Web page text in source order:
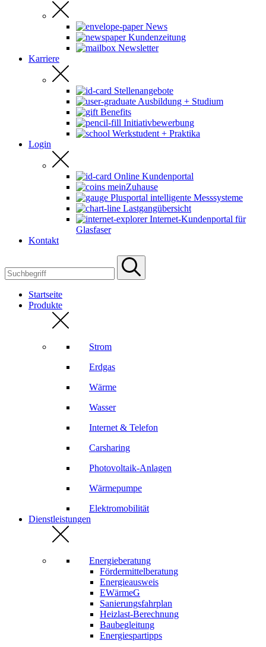
News
Kundenzeitung
Newsletter
Karriere
Stellenangebote
Ausbildung + Studium
Benefits
Initiativbewerbung
Werkstudent + Praktika
Login
Online Kundenportal
meinZuhause
Plusportal intelligente Messsysteme
Lastgangübersicht
Internet-Kundenportal für
Glasfaser
Kontakt
Startseite
Produkte
Strom
Erdgas
Wärme
Wasser
Internet & Telefon
Carsharing
Photovoltaik-Anlagen
Wärmepumpe
Elektromobilität
Dienstleistungen
Energieberatung
Fördermittelberatung
Energieausweis
EWärmeG
Sanierungsfahrplan
Heizlast-Berechnung
Baubegleitung
Energiespartipps